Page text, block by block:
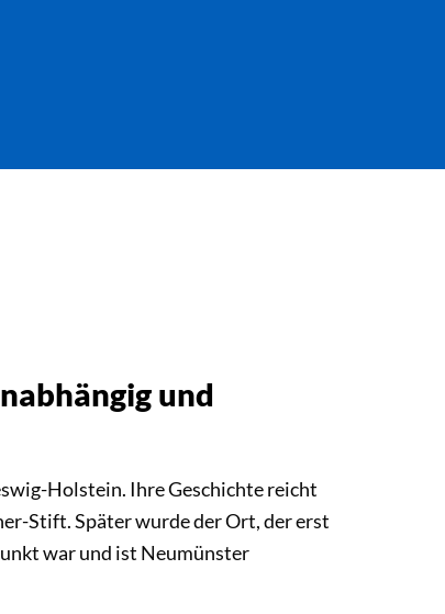
und
Holstein. Ihre Geschichte reicht
Stift. Später wurde der Ort, der erst
war und ist Neumünster